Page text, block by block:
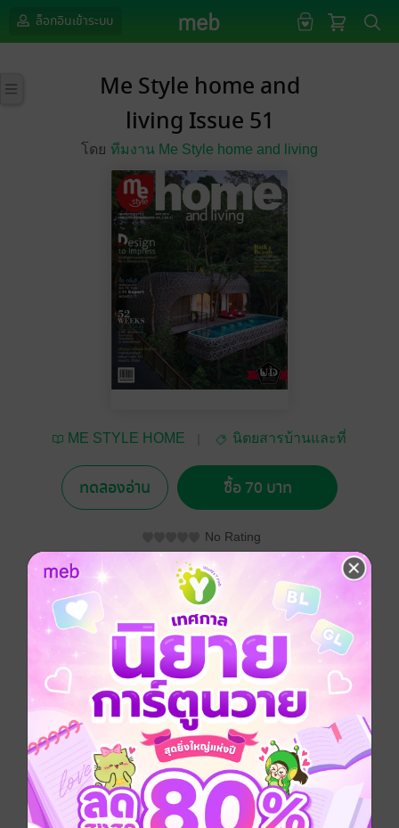
ล็อกอินเข้าระบบ
Me Style home and
living Issue 51
โดย ทีมงาน Me Style home and living
ME STYLE HOME
นิตยสารบ้านและที่
ทดลองอ่าน ซื้อ 70 บาท
No Rating
อยากได้ ซื้อเป็นของขวัญ ติดตาม แชร์
ประเภทไฟล์ pdf
วันที่วางขาย 31 พฤษภาคม 2561
ความยาว 156 หน้า
ราคาปก 90 บาท (ประหยัด 22%)